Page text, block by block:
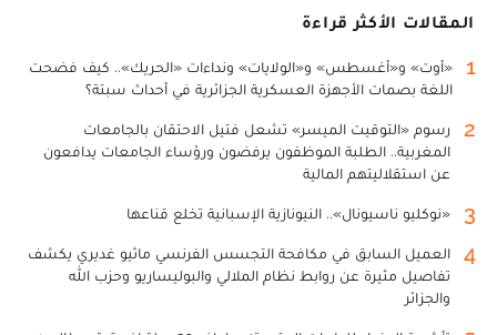
المقالات الأكثر قراءة
1
«أوت» و«أغسطس» و«الولايات» ونداءات «الحريك».. كيف فضحت
اللغة بصمات الأجهزة العسكرية الجزائرية في أحداث سبتة؟
2
رسوم «التوقيت الميسر» تشعل فتيل الاحتقان بالجامعات
المغربية.. الطلبة الموظفون يرفضون ورؤساء الجامعات يدافعون
عن استقلاليتهم المالية
3 «نوكليو ناسيونال».. النيونازية الإسبانية تخلع قناعها
4
العميل السابق في مكافحة التجسس الفرنسي ماثيو غديري يكشف
تفاصيل مثيرة عن روابط نظام الملالي والبوليساريو وحزب الله
والجزائر